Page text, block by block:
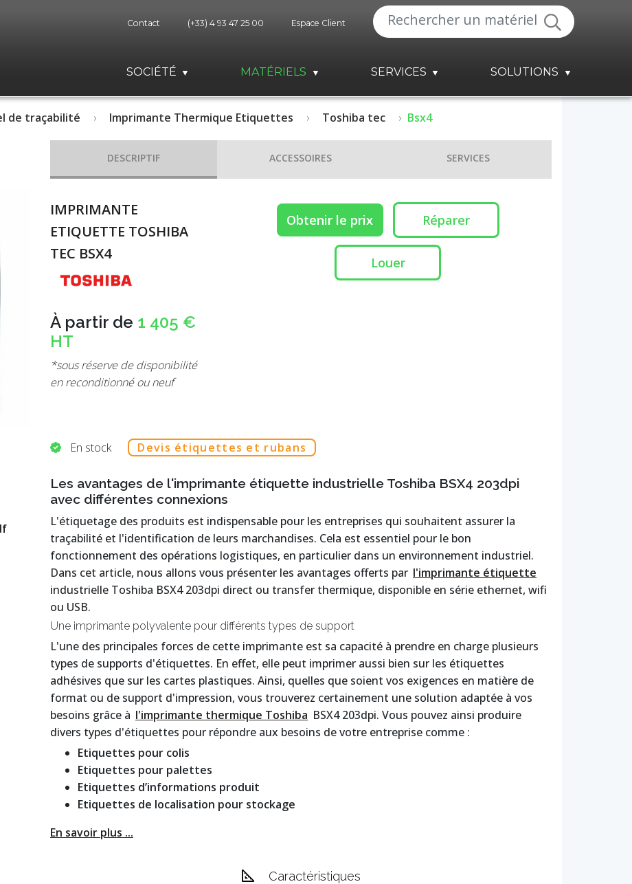
Contact (+33) 4 93 47 25 00 Espace Client
SOCIÉTÉ MATÉRIELS SERVICES SOLUTIONS
de traçabilité Imprimante Thermique Etiquettes Toshiba tec Bsx4
DESCRIPTIF ACCESSOIRES SERVICES
IMPRIMANTE
ETIQUETTE TOSHIBA
TEC BSX4
À partir de 1 405 €
HT
*sous réserve de disponibilité
en reconditionné ou neuf
Obtenir le prix Réparer
Louer
En stock Devis étiquettes et rubans
Les avantages de l'imprimante étiquette industrielle Toshiba BSX4 203dpi
avec différentes connexions
L'étiquetage des produits est indispensable pour les entreprises qui souhaitent assurer la
traçabilité et l'identification de leurs marchandises. Cela est essentiel pour le bon
fonctionnement des opérations logistiques, en particulier dans un environnement industriel.
Dans cet article, nous allons vous présenter les avantages offerts par l'imprimante étiquette
industrielle Toshiba BSX4 203dpi direct ou transfer thermique, disponible en série ethernet, wifi
ou USB.
Une imprimante polyvalente pour différents types de support
L'une des principales forces de cette imprimante est sa capacité à prendre en charge plusieurs
types de supports d'étiquettes. En effet, elle peut imprimer aussi bien sur les étiquettes
adhésives que sur les cartes plastiques. Ainsi, quelles que soient vos exigences en matière de
format ou de support d'impression, vous trouverez certainement une solution adaptée à vos
besoins grâce à l'imprimante thermique Toshiba BSX4 203dpi. Vous pouvez ainsi produire
divers types d'étiquettes pour répondre aux besoins de votre entreprise comme :
Etiquettes pour colis
Etiquettes pour palettes
Etiquettes d’informations produit
Etiquettes de localisation pour stockage
En savoir plus ...
Caractéristiques